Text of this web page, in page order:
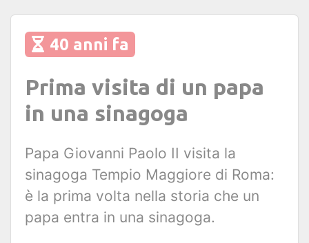
40 anni fa
Prima visita di un papa
in una sinagoga
Papa Giovanni Paolo II visita la
sinagoga Tempio Maggiore di Roma:
è la prima volta nella storia che un
papa entra in una sinagoga.